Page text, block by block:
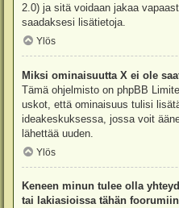
2.0) ja sitä voidaan jakaa
saadaksesi lisätietoja.
Ylös
Miksi ominaisuutta X ei ole
Tämä ohjelmisto on phpBB
uskot, että ominaisuus tulisi
ideakeskuksessa , jossa voit
lähettää uuden.
Ylös
Keneen minun tulee olla
tai lakiasioissa tähän